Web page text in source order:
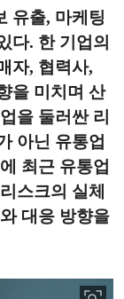
유출, 마케팅
다. 한 기업의
자, 협력사,
을 미치며 산
을 둘러싼 리
아닌 유통업
최근 유통업
스크의 실체
대응 방향을